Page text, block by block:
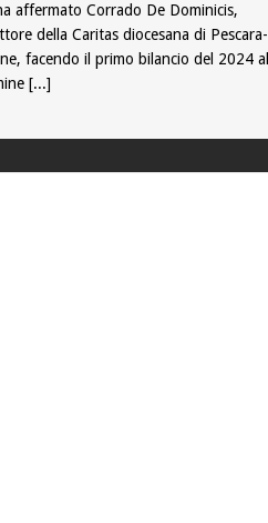
affermato Corrado De Dominicis,
della Caritas diocesana di Pescara-
facendo il primo bilancio del 2024 al
[...]